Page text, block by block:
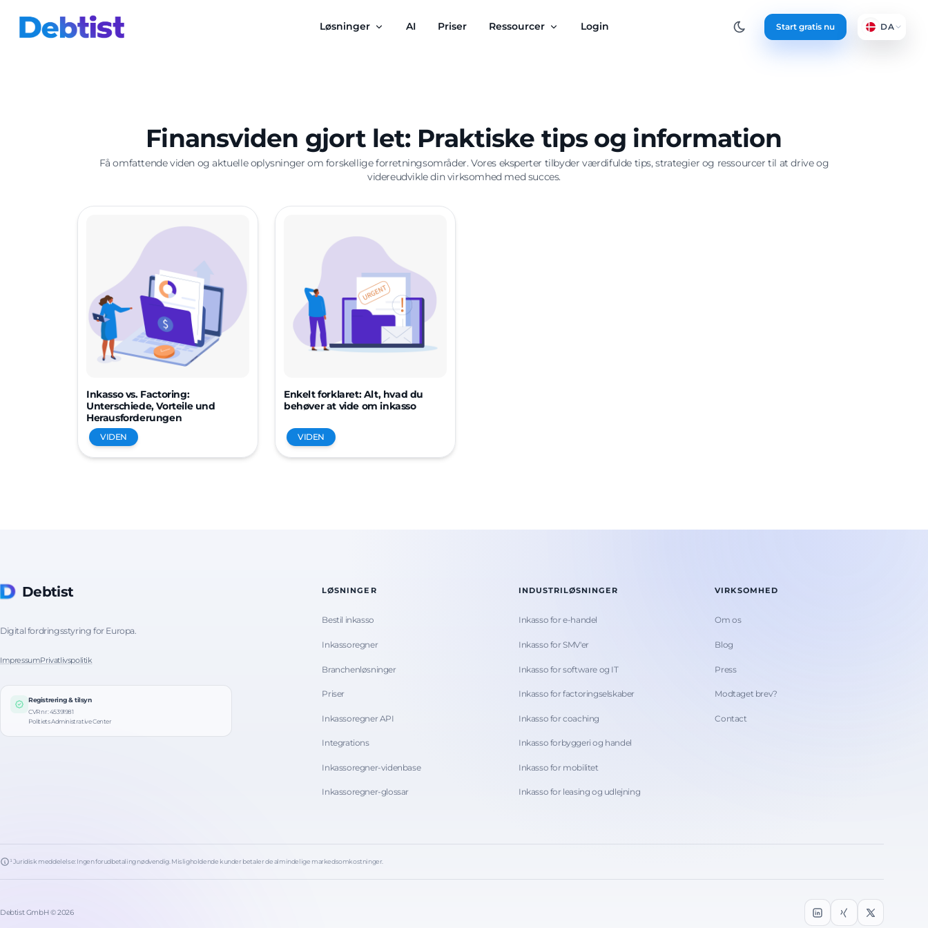
Løsninger AI Priser Ressourcer Login Start gratis nu DA
Finansviden gjort let: Praktiske tips og information
Få omfattende viden og aktuelle oplysninger om forskellige forretningsområder. Vores eksperter tilbyder værdifulde tips, strategier og ressourcer til at drive og
videreudvikle din virksomhed med succes.
Inkasso vs. Factoring:
Unterschiede, Vorteile und
Herausforderungen
VIDEN
Enkelt forklaret: Alt, hvad du
behøver at vide om inkasso
VIDEN
Debtist
Digital fordringsstyring for Europa.
ImpressumPrivatlivspolitik
Registrering & tilsyn
CVR nr: 45391981
Politiets Administrative Center
LØSNINGER
Bestil inkasso
Inkassoregner
Branchenløsninger
Priser
Inkassoregner API
Integrations
Inkassoregner-videnbase
Inkassoregner-glossar
INDUSTRILØSNINGER
Inkasso for e-handel
Inkasso for SMV'er
Inkasso for software og IT
Inkasso for factoringselskaber
Inkasso for coaching
Inkasso forbyggeri og handel
Inkasso for mobilitet
Inkasso for leasing og udlejning
VIRKSOMHED
Om os
Blog
Press
Modtaget brev?
Contact
¹ Juridisk meddelelse: Ingen forudbetaling nødvendig. Misligholdende kunder betaler de almindelige markedsomkostninger.
Debtist GmbH © 2026